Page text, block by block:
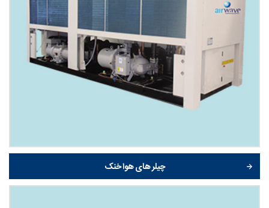
چیلر های هوا خنک